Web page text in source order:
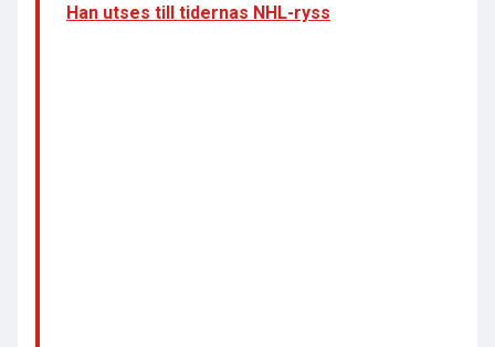
Han utses till tidernas NHL-ryss